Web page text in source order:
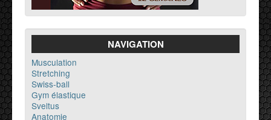
NAVIGATION
Musculation
Stretching
Swiss-ball
Gym élastique
Sveltus
Anatomie